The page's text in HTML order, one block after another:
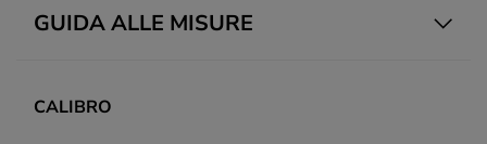
GUIDA ALLE MISURE
CALIBRO